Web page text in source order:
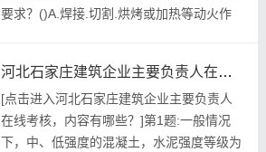
要求？()A.焊接.切割.烘烤或加热等动火作
不燃材料对其覆盖C.作业现场及其附近无法
移走的可燃物，应采用不燃材料对其隔离D.
裸露的可燃材料上严禁直接进行动火作业E.
施工现场可以...
河北石家庄建筑企业主要负责人在线考核，内容有哪些？
[点击进入河北石家庄建筑企业主要负责人
在线考核，内容有哪些？]第1题:一般情况
下，中、低强度的混凝土，水泥强度等级为